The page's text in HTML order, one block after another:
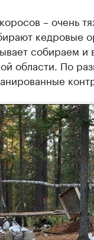
– очень
кедровые
собираем
области. По